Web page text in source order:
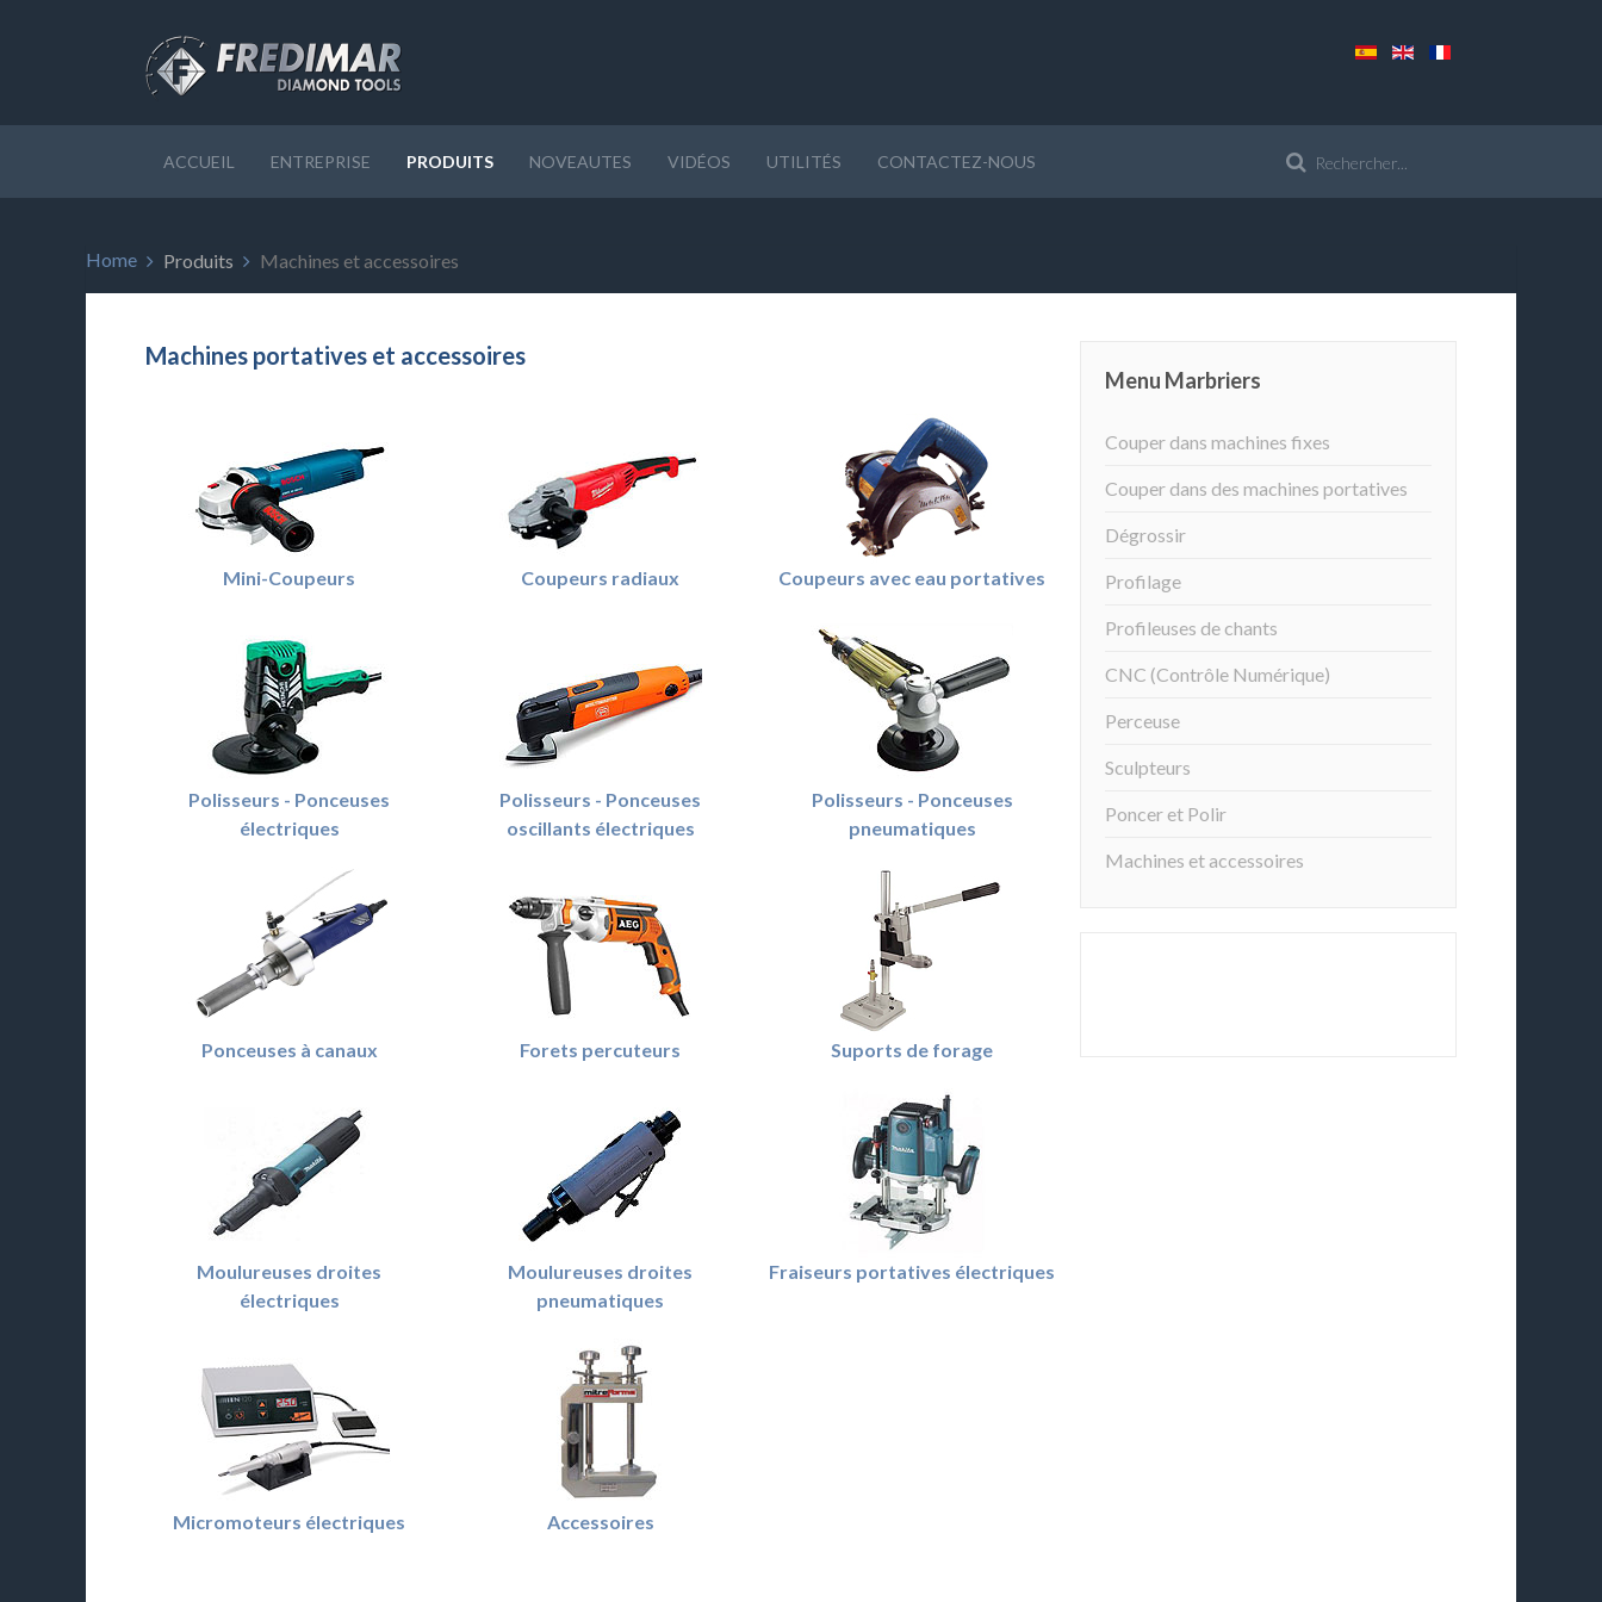
ACCUEIL ENTREPRISE PRODUITS NOVEAUTES VIDÉOS UTILITÉS CONTACTEZ-NOUS
Home Produits Machines et accessoires
Machines portatives et accessoires
Mini-Coupeurs Coupeurs radiaux Coupeurs avec eau portatives
Polisseurs - Ponceuses
électriques
Polisseurs - Ponceuses
oscillants électriques
Polisseurs - Ponceuses
pneumatiques
Ponceuses à canaux Forets percuteurs Suports de forage
Moulureuses droites
électriques
Moulureuses droites
pneumatiques
Fraiseurs portatives électriques
Micromoteurs électriques Accessoires
Menu Marbriers
Couper dans machines fixes
Couper dans des machines portatives
Dégrossir
Profilage
Profileuses de chants
CNC (Contrôle Numérique)
Perceuse
Sculpteurs
Poncer et Polir
Machines et accessoires